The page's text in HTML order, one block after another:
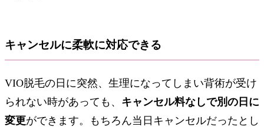
キャンセルに柔軟に対応できる
VIO脱毛の日に突然、生理になってしまい背術が受け
られない時があっても、 キャンセル料なしで別の日に
変更ができます。もちろん当日キャンセルだったとし